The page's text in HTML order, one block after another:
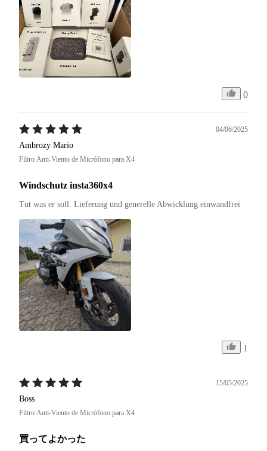
0
04/06/2025
Ambrozy Mario
Filtro Anti-Viento de Micrófono para X4
Windschutz insta360x4
Tut was er soll. Lieferung und generelle Abwicklung einwandfrei
1
15/05/2025
Boss
Filtro Anti-Viento de Micrófono para X4
買ってよかった